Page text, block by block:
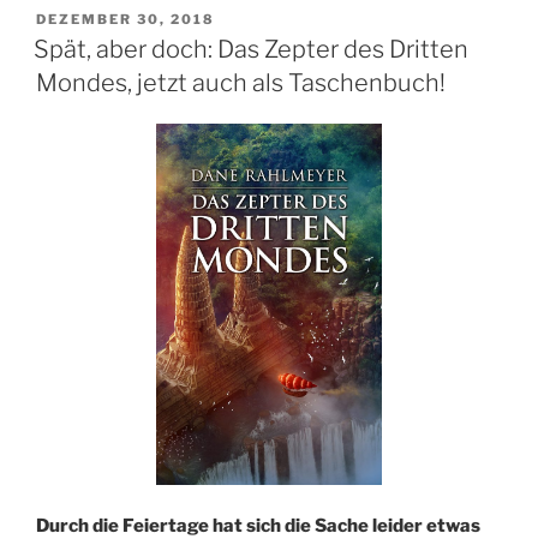
VERÖFFENTLICHT
AM
DEZEMBER 30, 2018
Spät, aber doch: Das Zepter des Dritten
Mondes, jetzt auch als Taschenbuch!
Durch die Feiertage hat sich die Sache leider etwas